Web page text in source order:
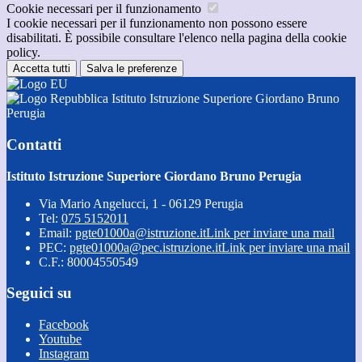
Cookie necessari per il funzionamento
I cookie necessari per il funzionamento non possono essere
disabilitati. È possibile consultare l'elenco nella pagina della cookie
policy.
Accetta tutti Salva le preferenze
Istituto Istruzione Superiore Giordano Bruno
Perugia
Contatti
Istituto Istruzione Superiore Giordano Bruno Perugia
Via Mario Angelucci, 1 - 06129 Perugia
Tel: 075 5152011
Email: pgte01000a@istruzione.itLink per inviare una mail
PEC: pgte01000a@pec.istruzione.itLink per inviare una mail
C.F.: 80004550549
Seguici su
Facebook
Youtube
Instagram